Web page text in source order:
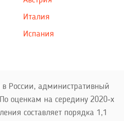
Италия
Испания
России, административный
оценкам на середину 2020‑х
составляет порядка 1,1